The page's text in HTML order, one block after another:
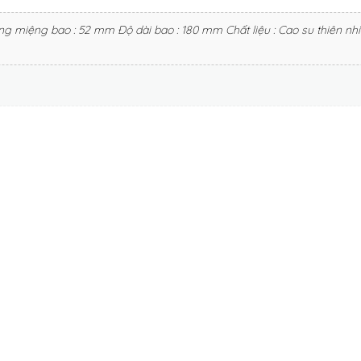
miệng bao : 52 mm Độ dài bao : 180 mm Chất liệu : Cao su thiên